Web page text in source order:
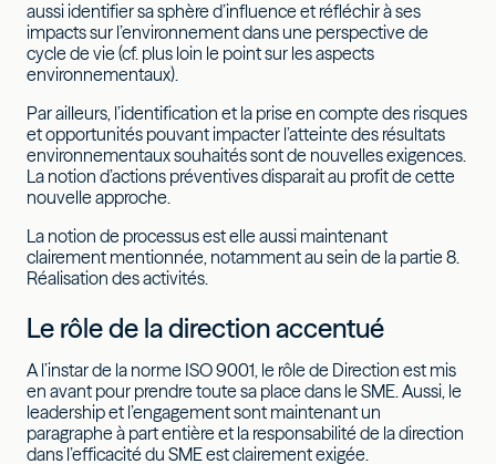
aussi identifier sa sphère d’influence et réfléchir à ses
impacts sur l’environnement dans une perspective de
cycle de vie (cf. plus loin le point sur les aspects
environnementaux).
Par ailleurs, l’identification et la prise en compte des risques
et opportunités pouvant impacter l’atteinte des résultats
environnementaux souhaités sont de nouvelles exigences.
La notion d’actions préventives disparait au profit de cette
nouvelle approche.
La notion de processus est elle aussi maintenant
clairement mentionnée, notamment au sein de la partie 8.
Réalisation des activités.
Le rôle de la direction accentué
A l’instar de la norme ISO 9001, le rôle de Direction est mis
en avant pour prendre toute sa place dans le SME. Aussi, le
leadership et l’engagement sont maintenant un
paragraphe à part entière et la responsabilité de la direction
dans l’efficacité du SME est clairement exigée.